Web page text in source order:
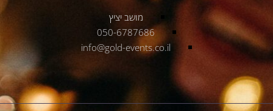
מושב יציץ
050-6787686
info@gold-events.co.il